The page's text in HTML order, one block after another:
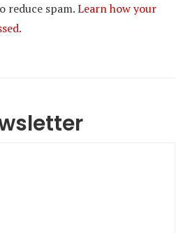
reduce spam.Learn how your